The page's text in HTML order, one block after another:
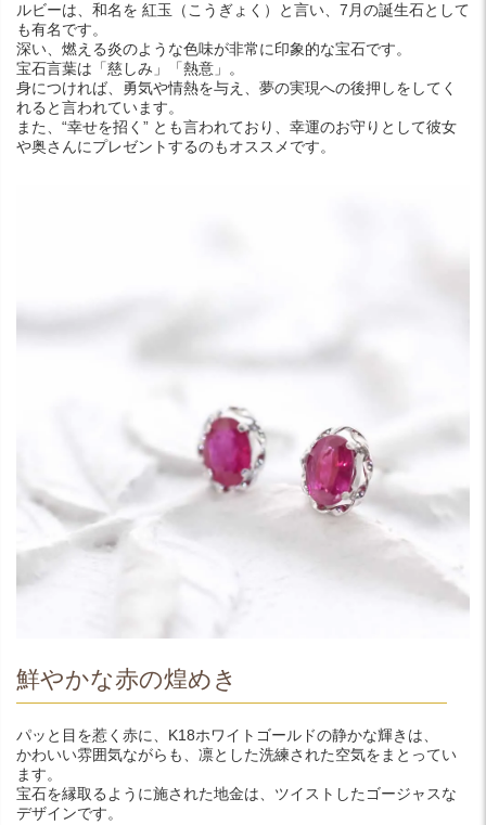
ルビーは、和名を 紅玉（こうぎょく）と言い、7月の誕生石として
も有名です。
深い、燃える炎のような色味が非常に印象的な宝石です。
宝石言葉は「慈しみ」「熱意」。
身につければ、勇気や情熱を与え、夢の実現への後押しをしてく
れると言われています。
また、“幸せを招く” とも言われており、幸運のお守りとして彼女
や奥さんにプレゼントするのもオススメです。
鮮やかな赤の煌めき
パッと目を惹く赤に、K18ホワイトゴールドの静かな輝きは、
かわいい雰囲気ながらも、凛とした洗練された空気をまとってい
ます。
宝石を縁取るように施された地金は、ツイストしたゴージャスな
デザインです。